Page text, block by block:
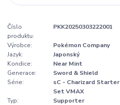
Číslo
produktu:
PKK20250303222001
Výrobce:
Pokémon Company
Jazyk:
Japonský
Kondice:
Near Mint
Generace:
Sword & Shield
Série:
sC - Charizard Starter
Set VMAX
Typ:
Supporter